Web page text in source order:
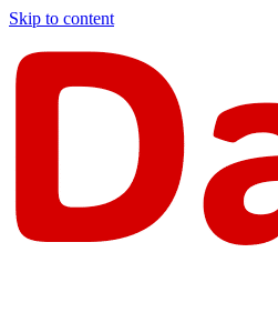
Skip to content